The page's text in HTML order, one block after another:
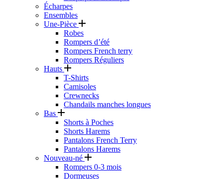
Écharpes
Ensembles
Une-Pièce
Robes
Rompers d’été
Rompers French terry
Rompers Réguliers
Hauts
T-Shirts
Camisoles
Crewnecks
Chandails manches longues
Bas
Shorts à Poches
Shorts Harems
Pantalons French Terry
Pantalons Harems
Nouveau-né
Rompers 0-3 mois
Dormeuses